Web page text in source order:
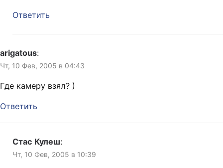
Ответить
arigatous:
Чт, 10 Фев, 2005 в 04:43
Где камеру взял? )
Ответить
Стас Кулеш:
Чт, 10 Фев, 2005 в 10:39